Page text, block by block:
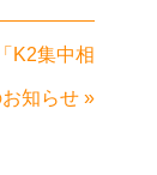
K2集中相
知らせ »